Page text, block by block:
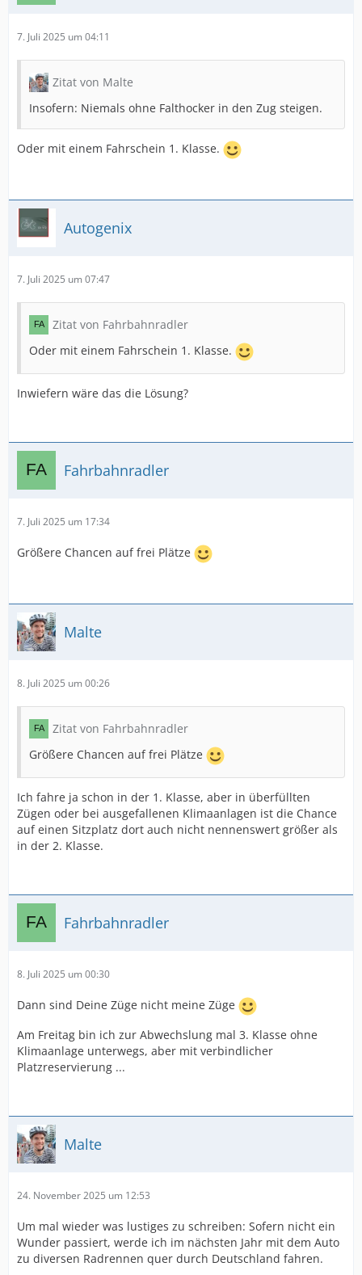
7. Juli 2025 um 04:11
Zitat von Malte
Insofern: Niemals ohne Falthocker in den Zug steigen.
Oder mit einem Fahrschein 1. Klasse.
Autogenix
7. Juli 2025 um 07:47
Zitat von Fahrbahnradler
Oder mit einem Fahrschein 1. Klasse.
Inwiefern wäre das die Lösung?
Fahrbahnradler
7. Juli 2025 um 17:34
Größere Chancen auf frei Plätze
Malte
8. Juli 2025 um 00:26
Zitat von Fahrbahnradler
Größere Chancen auf frei Plätze
Ich fahre ja schon in der 1. Klasse, aber in überfüllten
Zügen oder bei ausgefallenen Klimaanlagen ist die Chance
auf einen Sitzplatz dort auch nicht nennenswert größer als
in der 2. Klasse.
Fahrbahnradler
8. Juli 2025 um 00:30
Dann sind Deine Züge nicht meine Züge
Am Freitag bin ich zur Abwechslung mal 3. Klasse ohne
Klimaanlage unterwegs, aber mit verbindlicher
Platzreservierung ...
Malte
24. November 2025 um 12:53
Um mal wieder was lustiges zu schreiben: Sofern nicht ein
Wunder passiert, werde ich im nächsten Jahr mit dem Auto
zu diversen Radrennen quer durch Deutschland fahren.